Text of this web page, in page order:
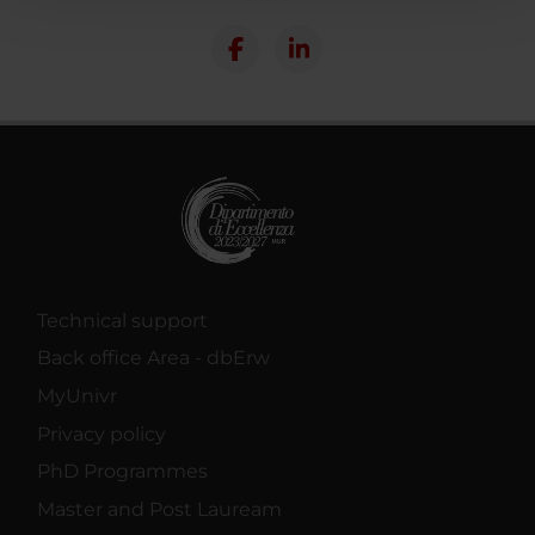
raccolto dal tuo utilizzo dei loro servizi.
Technical support
Back office Area - dbErw
MyUnivr
Privacy policy
PhD Programmes
Master and Post Lauream